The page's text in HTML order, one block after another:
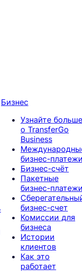
Бизнес
Узнайте больше
о TransferGo
Business
бизнес-платежи
Бизнес-счёт
Пакетные
бизнес-платежи
бизнес-счет
Комиссии для
бизнеса
Истории
клиентов
Как это
работает